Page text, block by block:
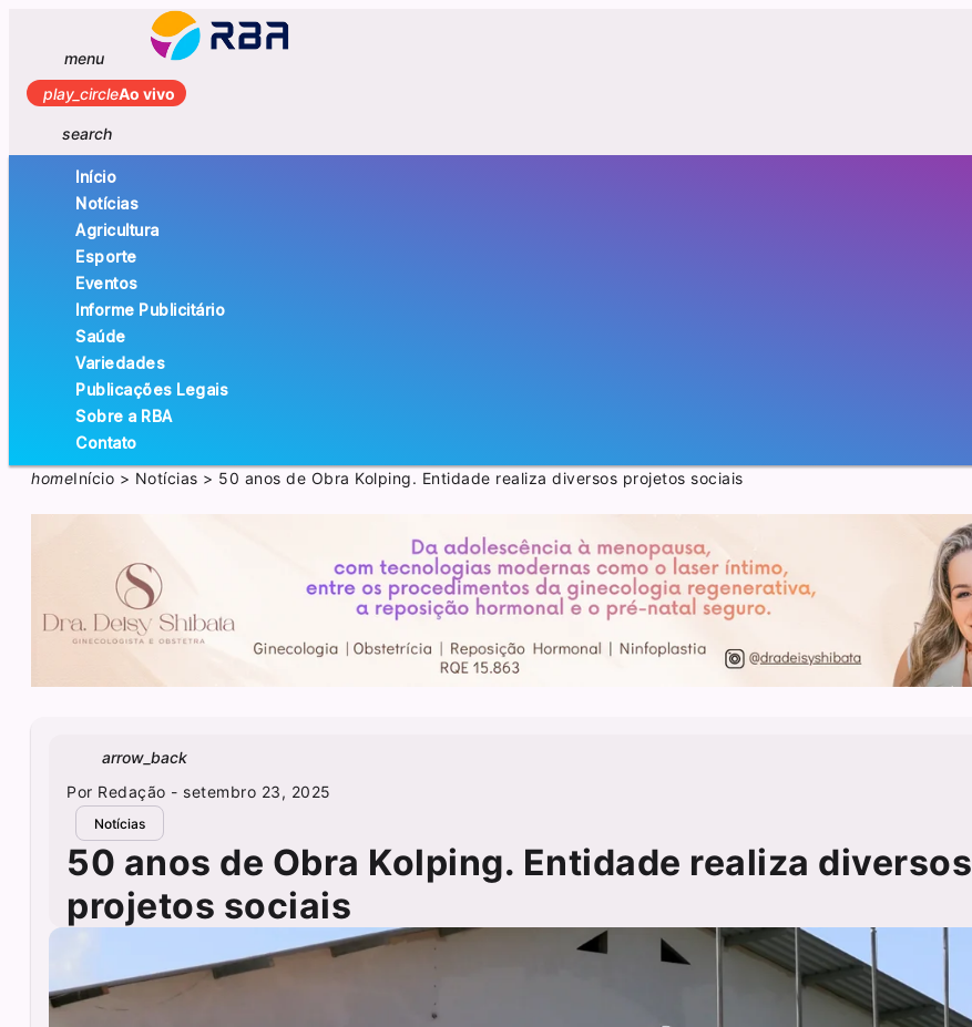
menu
play_circleAo vivo
search
Início
Notícias
Agricultura
Esporte
Eventos
Informe Publicitário
Saúde
Variedades
Publicações Legais
Sobre a RBA
Contato
homeInício > Notícias > 50 anos de Obra Kolping. Entidade realiza diversos projetos sociais
arrow_back
Por Redação - setembro 23, 2025
Notícias
50 anos de Obra Kolping. Entidade realiza diversos
projetos sociais